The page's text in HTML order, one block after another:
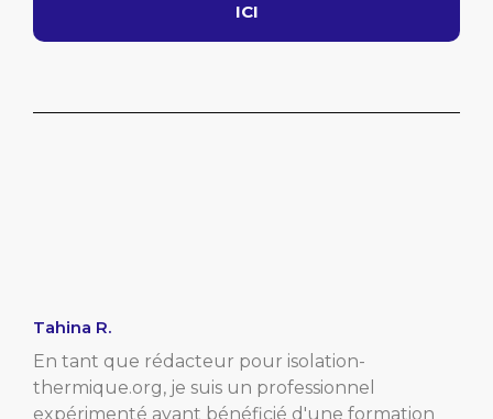
ICI
Tahina R.
En tant que rédacteur pour isolation-
thermique.org, je suis un professionnel
expérimenté ayant bénéficié d'une formation